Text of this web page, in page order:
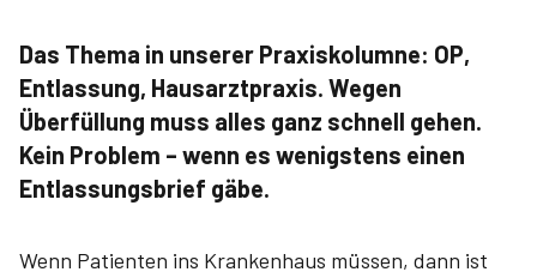
Das Thema in unserer Praxiskolumne: OP,
Entlassung, Hausarztpraxis. Wegen
Überfüllung muss alles ganz schnell gehen.
Kein Problem – wenn es wenigstens einen
Entlassungsbrief gäbe.
Wenn Patienten ins Krankenhaus müssen, dann ist